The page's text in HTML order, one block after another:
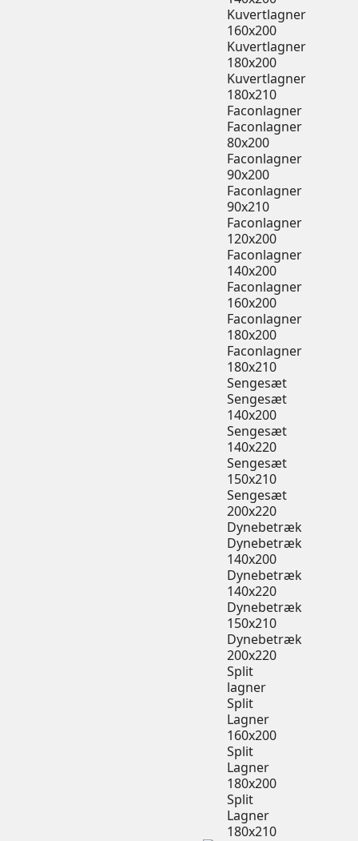
Kuvertlagner
160x200
Kuvertlagner
180x200
Kuvertlagner
180x210
Faconlagner
Faconlagner
80x200
Faconlagner
90x200
Faconlagner
90x210
Faconlagner
120x200
Faconlagner
140x200
Faconlagner
160x200
Faconlagner
180x200
Faconlagner
180x210
Sengesæt
Sengesæt
140x200
Sengesæt
140x220
Sengesæt
150x210
Sengesæt
200x220
Dynebetræk
Dynebetræk
140x200
Dynebetræk
140x220
Dynebetræk
150x210
Dynebetræk
200x220
Split
lagner
Split
Lagner
160x200
Split
Lagner
180x200
Split
Lagner
180x210